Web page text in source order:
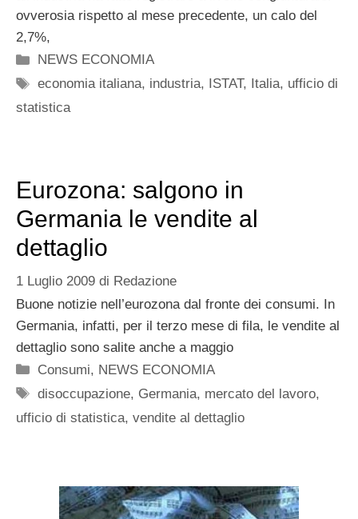
ovverosia rispetto al mese precedente, un calo del
2,7%,
Categorie
NEWS ECONOMIA
Tag
economia italiana, industria, ISTAT, Italia, ufficio di
statistica
Eurozona: salgono in
Germania le vendite al
dettaglio
1 Luglio 2009 di Redazione
Buone notizie nell’eurozona dal fronte dei consumi. In
Germania, infatti, per il terzo mese di fila, le vendite al
dettaglio sono salite anche a maggio
Categorie
Consumi, NEWS ECONOMIA
Tag
disoccupazione, Germania, mercato del lavoro,
ufficio di statistica, vendite al dettaglio